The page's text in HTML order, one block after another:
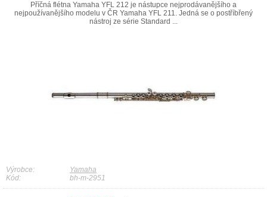
Příčná flétna Yamaha YFL 212 je nástupce nejprodávanějšího a
nejpoužívanějšího modelu v ČR Yamaha YFL 211. Jedná se o postříbřený
nástroj ze série Standard ...
Výrobce:
Yamaha
Kód:
bh-m-2951